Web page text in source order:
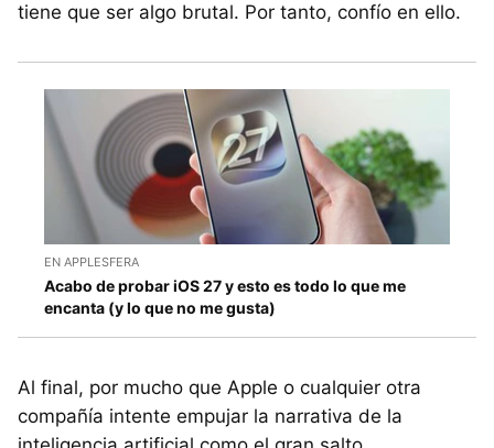
tiene que ser algo brutal. Por tanto, confío en ello.
EN APPLESFERA
Acabo de probar iOS 27 y esto es todo lo que me
encanta (y lo que no me gusta)
Al final, por mucho que Apple o cualquier otra
compañía intente empujar la narrativa de la